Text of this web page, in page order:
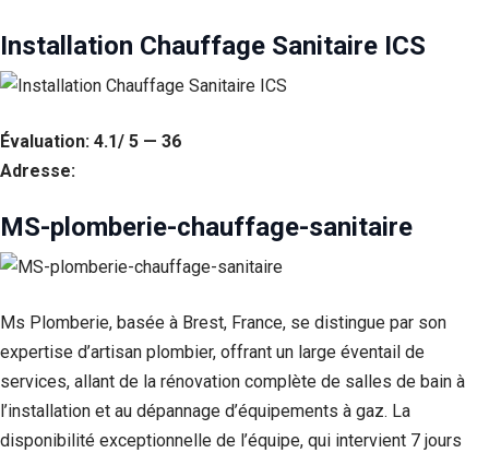
Installation Chauffage Sanitaire ICS
Évaluation: 4.1/ 5 — 36
Adresse:
MS-plomberie-chauffage-sanitaire
Ms Plomberie, basée à Brest, France, se distingue par son
expertise d’artisan plombier, offrant un large éventail de
services, allant de la rénovation complète de salles de bain à
l’installation et au dépannage d’équipements à gaz. La
disponibilité exceptionnelle de l’équipe, qui intervient 7 jours